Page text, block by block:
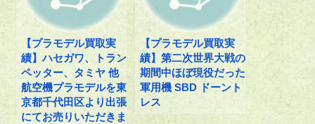
【プラモデル買取実
績】ハセガワ、トラン
ペッター、タミヤ 他
航空機プラモデルを東
京都千代田区より出張
にてお売りいただきま
【プラモデル買取実
績】第二次世界大戦の
期間中ほぼ現役だった
軍用機 SBD ドーント
レス